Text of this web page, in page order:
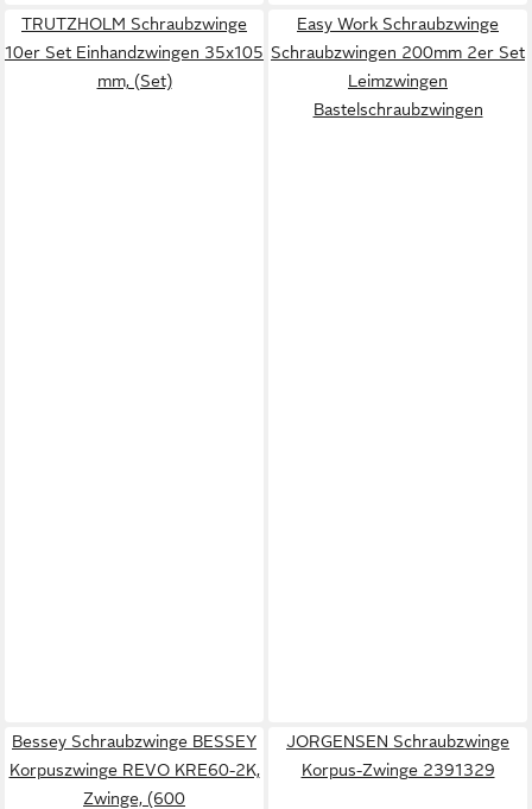
TRUTZHOLM Schraubzwinge
10er Set Einhandzwingen 35x105
mm, (Set)
Easy Work Schraubzwinge
Schraubzwingen 200mm 2er Set
Leimzwingen
Bastelschraubzwingen
Bessey Schraubzwinge BESSEY
Korpuszwinge REVO KRE60-2K,
Zwinge, (600
JORGENSEN Schraubzwinge
Korpus-Zwinge 2391329